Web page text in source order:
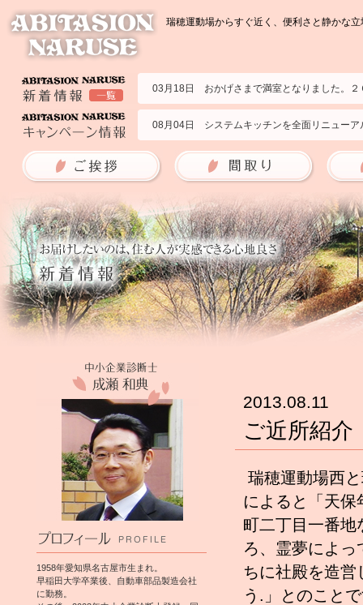
瑞穂運動場からすぐ近く、便利さと静かな
07月23日 2部屋募集いたします。２０２６年
03月18日 おかげさまで満室となりました。２
02月09日 ２０１号室の募集です。２０２５年
09月09日 ブランチアベニューのサイトに掲載
08月04日 システムキッチンを全面リニューア
06月10日 アビタシオンナルセの耐震強度を診
2013.08.11
ご近所紹
瑞穂運動場西
によると「天
町二丁目一番地
ろ、霊夢によ
ちに社殿を造
う.」とのこと
1958年愛知県名古屋市生まれ。
早稲田大学卒業後、自動車部品製造会社
に勤務。